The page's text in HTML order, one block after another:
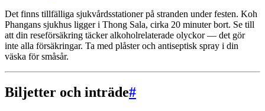
Det finns tillfälliga sjukvårdsstationer på stranden under festen. Koh
Phangans sjukhus ligger i Thong Sala, cirka 20 minuter bort. Se till
att din reseförsäkring täcker alkoholrelaterade olyckor — det gör
inte alla försäkringar. Ta med plåster och antiseptisk spray i din
väska för småsår.
Biljetter och inträde#